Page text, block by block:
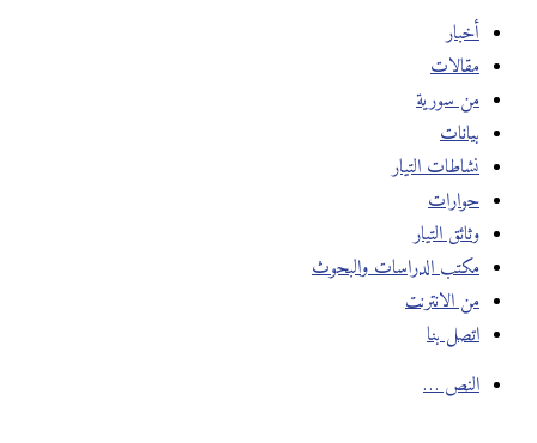
أخبار
مقالات
من سورية
بيانات
نشاطات التيار
حوارات
وثائق التيار
مكتب الدراسات والبحوث
من الانترنت
اتصل بنا
النص …